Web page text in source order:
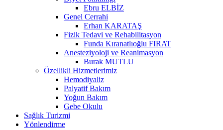
Ebru ELBİZ
Genel Cerrahi
Erhan KARATAŞ
Fizik Tedavi ve Rehabilitasyon
Funda Kıranatlıoğlu FIRAT
Anesteziyoloji ve Reanimasyon
Burak MUTLU
Özellikli Hizmetlerimiz
Hemodiyaliz
Palyatif Bakım
Yoğun Bakım
Gebe Okulu
Sağlık Turizmi
Yönlendirme